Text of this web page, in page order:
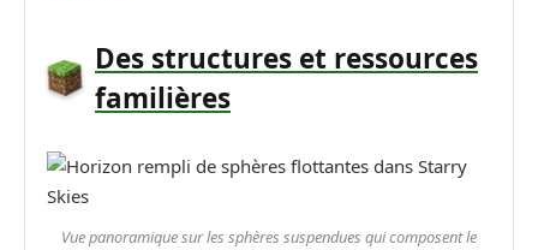
Des structures et ressources
familières
Vue panoramique sur les sphères suspendues qui composent le